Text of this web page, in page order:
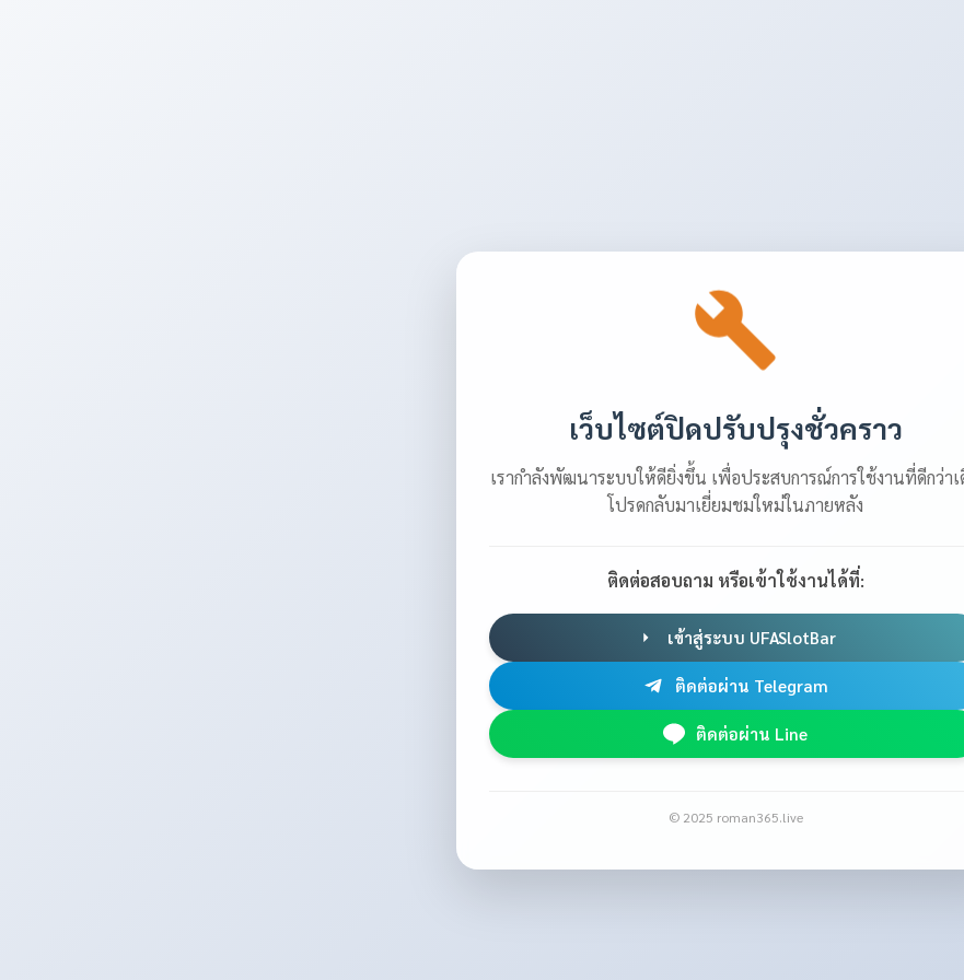
เว็บไซต์ปิดปรับปรุงชั่วคราว
เรากำลังพัฒนาระบบให้ดียิ่งขึ้น เพื่อประสบการณ์การใช้งานที่ดีกว่าเ
โปรดกลับมาเยี่ยมชมใหม่ในภายหลัง
ติดต่อสอบถาม หรือเข้าใช้งานได้ที่:
เข้าสู่ระบบ UFASlotBar
ติดต่อผ่าน Telegram
ติดต่อผ่าน Line
© 2025 roman365.live